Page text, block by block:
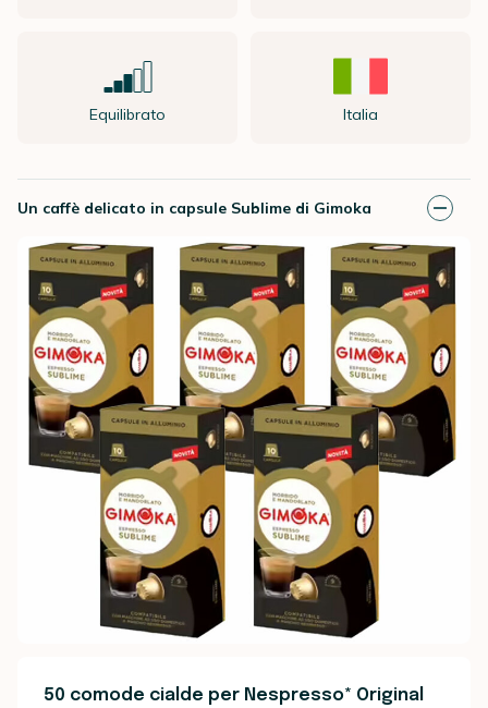
Equilibrato Italia
Un caffè delicato in capsule Sublime di Gimoka
50 comode cialde per Nespresso* Original